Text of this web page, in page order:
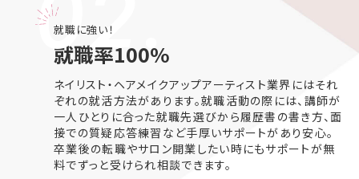
就職に強い！
就職率100%
ネイリスト・ヘアメイクアップアーティスト業界にはそれ
ぞれの就活方法があります。就職活動の際には、講師が
一人ひとりに合った就職先選びから履歴書の書き方、面
接での質疑応答練習など手厚いサポートがあり安心。
卒業後の転職やサロン開業したい時にもサポートが無
料でずっと受けられ相談できます。